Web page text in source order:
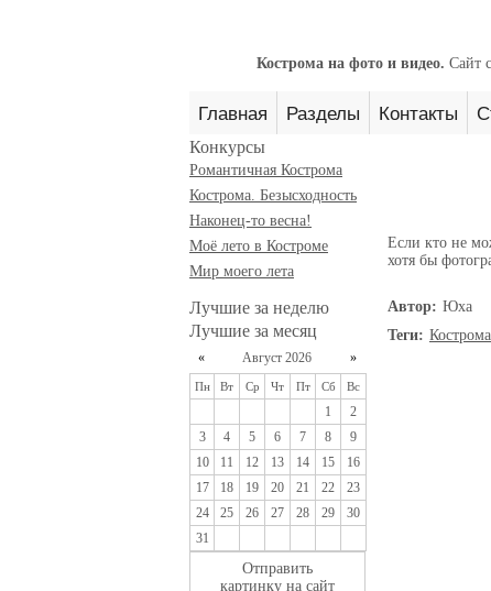
Кострома на фото и видео. Сайт
Главная Разделы Контакты
Конкурсы
Романтичная Кострома
Кострома. Безысходность
Наконец-то весна!
Моё лето в Костроме
Мир моего лета
Лучшие за неделю
Лучшие за месяц
« Август 2026 »
Пн Вт Ср Чт Пт Сб Вс
1
2
3
4 5 6 7 8
9
10
11 12 13 14 15
16
17
18 19 20 21 22
23
24
25 26 27 28 29
30
31
Отправить
картинку на сайт
Если кто не
хотя бы
Автор: Юха
Теги: Кострома